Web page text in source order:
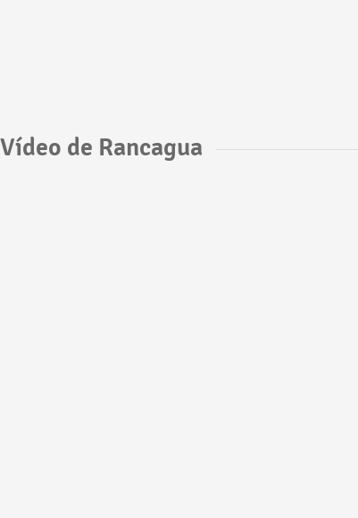
Vídeo de Rancagua